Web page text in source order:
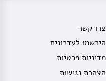
צרו קשר
הירשמו לעדכונים
מדיניות פרטיות
הצהרת נגישות